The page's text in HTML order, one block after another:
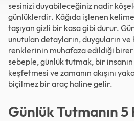
sesinizi duyabileceğiniz nadir
günlüklerdir. Kâğıda işlenen
taşıyan gizli bir kasa gibi durur.
unutulan detayların, duyguların ve
renklerinin muhafaza edildiği birer
sebeple, günlük tutmak, bir insanın
keşfetmesi ve zamanın akışını
biçilmez bir araç haline gelir.
Günlük Tutmanın 5